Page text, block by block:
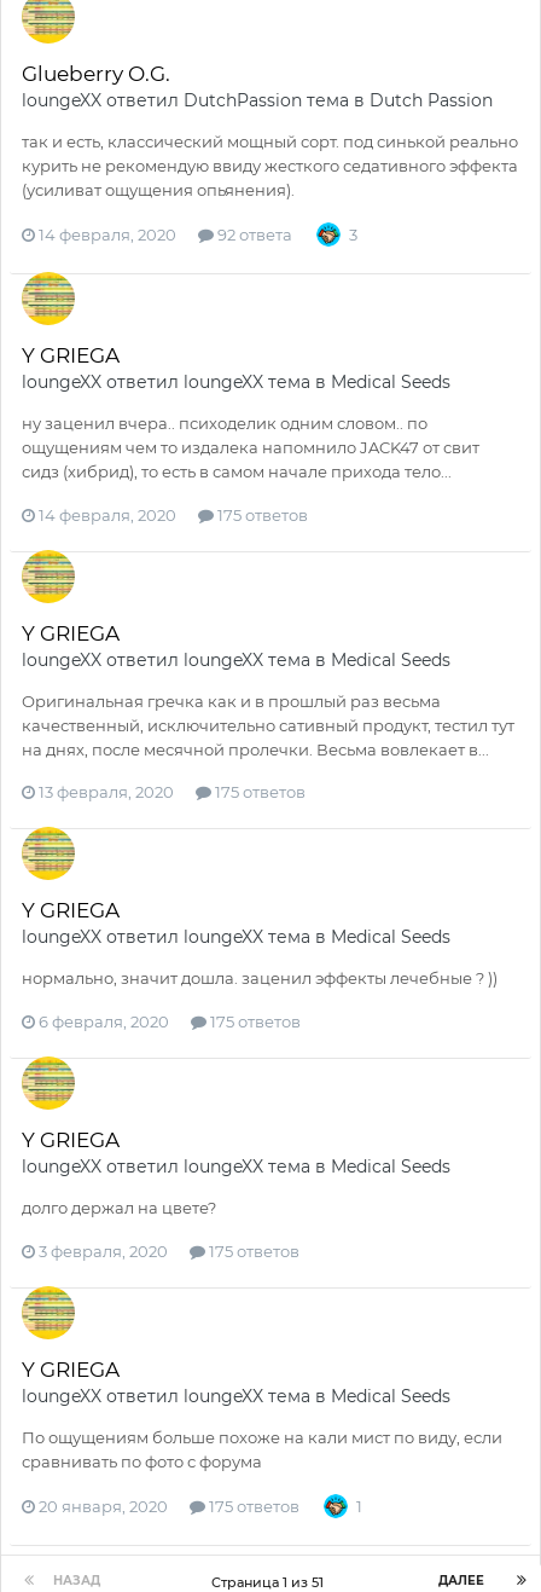
Glueberry O.G.
loungeXX ответил DutchPassion тема в Dutch Passion
так и есть, классический мощный сорт. под синькой реально
курить не рекомендую ввиду жесткого седативного эффекта
(усиливат ощущения опьянения).
14 февраля, 2020 92 ответа 3
Y GRIEGA
loungeXX ответил loungeXX тема в Medical Seeds
ну заценил вчера.. психоделик одним словом.. по
ощущениям чем то издалека напомнило JACK47 от свит
сидз (хибрид), то есть в самом начале прихода тело...
14 февраля, 2020 175 ответов
Y GRIEGA
loungeXX ответил loungeXX тема в Medical Seeds
Оригинальная гречка как и в прошлый раз весьма
качественный, исключительно сативный продукт, тестил тут
на днях, после месячной пролечки. Весьма вовлекает в...
13 февраля, 2020 175 ответов
Y GRIEGA
loungeXX ответил loungeXX тема в Medical Seeds
нормально, значит дошла. заценил эффекты лечебные ? ))
6 февраля, 2020 175 ответов
Y GRIEGA
loungeXX ответил loungeXX тема в Medical Seeds
долго держал на цвете?
3 февраля, 2020 175 ответов
Y GRIEGA
loungeXX ответил loungeXX тема в Medical Seeds
По ощущениям больше похоже на кали мист по виду, если
сравнивать по фото с форума
20 января, 2020 175 ответов 1
НАЗАД ДАЛЕЕ
Страница 1 из 51